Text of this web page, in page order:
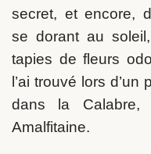
secret, et encore,
se dorant au
tapies de fleurs
l’ai trouvé lors
dans la
Amalfitaine.